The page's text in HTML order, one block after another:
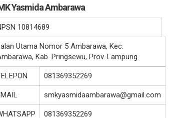
Yasmida Ambarawa
10814689
Utama Nomor 5 Ambarawa, Kec.
Kab. Pringsewu, Prov. Lampung
081369352269
smkyasmidaambarawa@gmail.com
081369352269